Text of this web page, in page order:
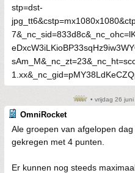
• vrijdag 26
OmniRocket
Ale groepen van afgelopen
gekregen met 4 punten.
Er kunnen nog steeds